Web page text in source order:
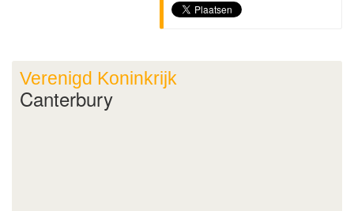
Verenigd Koninkrijk
Canterbury